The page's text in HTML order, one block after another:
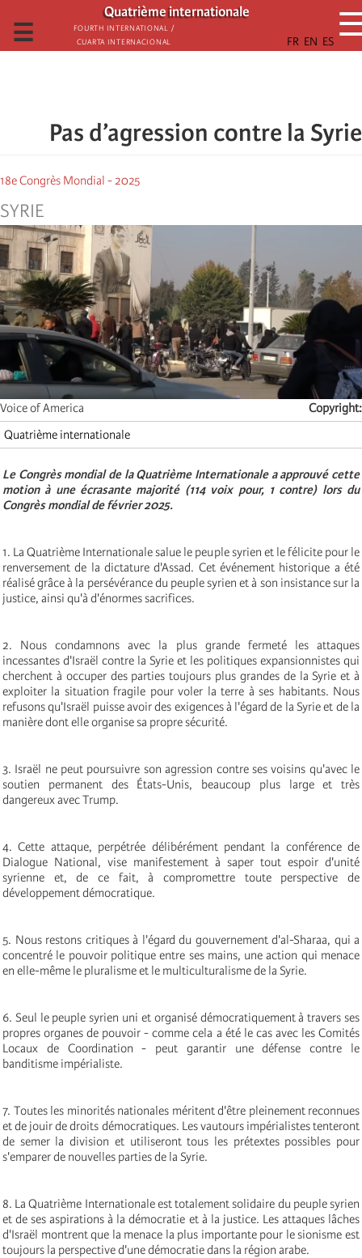
تجاوز
إلى
المحتوى
Quatrième internationale
Fourth International /
Cuarta Internacional
☰
Pas d’agression contre la Syrie
18e Congrès Mondial - 2025
SYRIE
Copyright
Voice of America
Quatrième internationale
Le Congrès mondial de la Quatrième Internationale a approuvé cette
motion à une écrasante majorité (114 voix pour, 1 contre) lors du
Congrès mondial de février 2025.
1. La Quatrième Internationale salue le peuple syrien et le félicite pour le
renversement de la dictature d'Assad. Cet événement historique a été
réalisé grâce à la persévérance du peuple syrien et à son insistance sur la
justice, ainsi qu'à d'énormes sacrifices.
2. Nous condamnons avec la plus grande fermeté les attaques
incessantes d'Israël contre la Syrie et les politiques expansionnistes qui
cherchent à occuper des parties toujours plus grandes de la Syrie et à
exploiter la situation fragile pour voler la terre à ses habitants. Nous
refusons qu'Israël puisse avoir des exigences à l'égard de la Syrie et de la
manière dont elle organise sa propre sécurité.
3. Israël ne peut poursuivre son agression contre ses voisins qu'avec le
soutien permanent des États-Unis, beaucoup plus large et très
dangereux avec Trump.
4. Cette attaque, perpétrée délibérément pendant la conférence de
Dialogue National, vise manifestement à saper tout espoir d'unité
syrienne et, de ce fait, à compromettre toute perspective de
développement démocratique.
5. Nous restons critiques à l'égard du gouvernement d'al-Sharaa, qui a
concentré le pouvoir politique entre ses mains, une action qui menace
en elle-même le pluralisme et le multiculturalisme de la Syrie.
6. Seul le peuple syrien uni et organisé démocratiquement à travers ses
propres organes de pouvoir - comme cela a été le cas avec les Comités
Locaux de Coordination - peut garantir une défense contre le
banditisme impérialiste.
7. Toutes les minorités nationales méritent d'être pleinement reconnues
et de jouir de droits démocratiques. Les vautours impérialistes tenteront
de semer la division et utiliseront tous les prétextes possibles pour
s'emparer de nouvelles parties de la Syrie.
8. La Quatrième Internationale est totalement solidaire du peuple syrien
et de ses aspirations à la démocratie et à la justice. Les attaques lâches
d'Israël montrent que la menace la plus importante pour le sionisme est
toujours la perspective d'une démocratie dans la région arabe.